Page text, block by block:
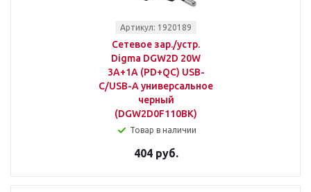
Артикул: 1920189
Сетевое зар./устр.
Digma DGW2D 20W
3A+1A (PD+QC) USB-
C/USB-A универсальное
черный
(DGW2D0F110BK)
Товар в наличии
404 руб.